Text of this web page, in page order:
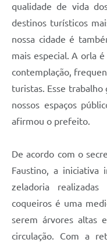
qualidade de vida
destinos turísticos
nossa cidade é
mais especial. A orla
contemplação,
turistas. Esse
nossos espaços
afirmou o prefeito.
De acordo com o
Faustino, a iniciativa
zeladoria
coqueiros é uma
serem árvores altas
circulação. Com a